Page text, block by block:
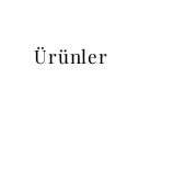
Ürünler